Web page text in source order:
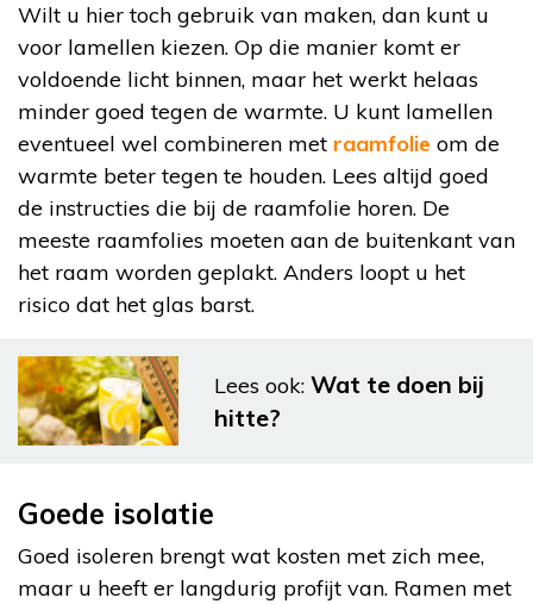
Wilt u hier toch gebruik van maken, dan kunt u
voor lamellen kiezen. Op die manier komt er
voldoende licht binnen, maar het werkt helaas
minder goed tegen de warmte. U kunt lamellen
eventueel wel combineren met raamfolie om de
warmte beter tegen te houden. Lees altijd goed
de instructies die bij de raamfolie horen. De
meeste raamfolies moeten aan de buitenkant van
het raam worden geplakt. Anders loopt u het
risico dat het glas barst.
Lees ook: Wat te doen bij
hitte?
Goede isolatie
Goed isoleren brengt wat kosten met zich mee,
maar u heeft er langdurig profijt van. Ramen met